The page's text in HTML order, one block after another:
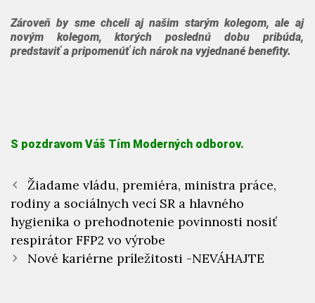
Zároveň by sme chceli aj našim starým kolegom, ale aj
novým kolegom, ktorých poslednú dobu pribúda,
predstaviť a pripomenúť ich nárok na vyjednané benefity.
S pozdravom Váš Tím Moderných odborov.
Žiadame vládu, premiéra, ministra práce,
rodiny a sociálnych vecí SR a hlavného
hygienika o prehodnotenie povinnosti nosiť
respirátor FFP2 vo výrobe
Nové kariérne príležitosti -NEVÁHAJTE